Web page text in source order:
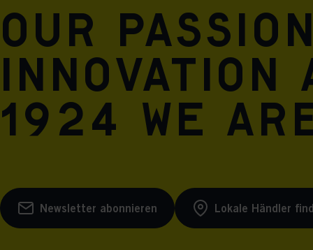
Our
innovation
1924 we
Newsletter abonnieren Lokale Händler